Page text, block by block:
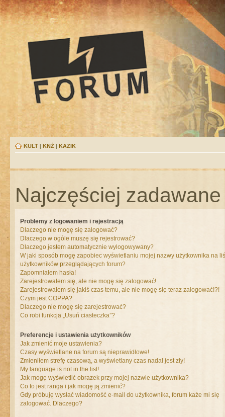
KULT | KNŻ | KAZIK
Najczęściej
Problemy z logowaniem i rejestracją
Dlaczego nie mogę się zalogować?
Dlaczego w ogóle muszę się rejestrować?
Dlaczego jestem automatycznie wylogowywany?
W jaki sposób mogę zapobiec wyświetlaniu mojej nazwy użytkownika na
użytkowników przeglądających forum?
Zapomniałem hasła!
Zarejestrowałem się, ale nie mogę się zalogować!
Zarejestrowałem się jakiś czas temu, ale nie mogę się teraz zalogować!?!
Czym jest COPPA?
Dlaczego nie mogę się zarejestrować?
Co robi funkcja „Usuń ciasteczka”?
Preferencje i ustawienia użytkowników
Jak zmienić moje ustawienia?
Czasy wyświetlane na forum są nieprawidłowe!
Zmieniłem strefę czasową, a wyświetlany czas nadal jest zły!
My language is not in the list!
Jak mogę wyświetlić obrazek przy mojej nazwie użytkownika?
Co to jest ranga i jak mogę ją zmienić?
Gdy próbuję wysłać wiadomość e-mail do użytkownika, forum każe mi się
zalogować. Dlaczego?